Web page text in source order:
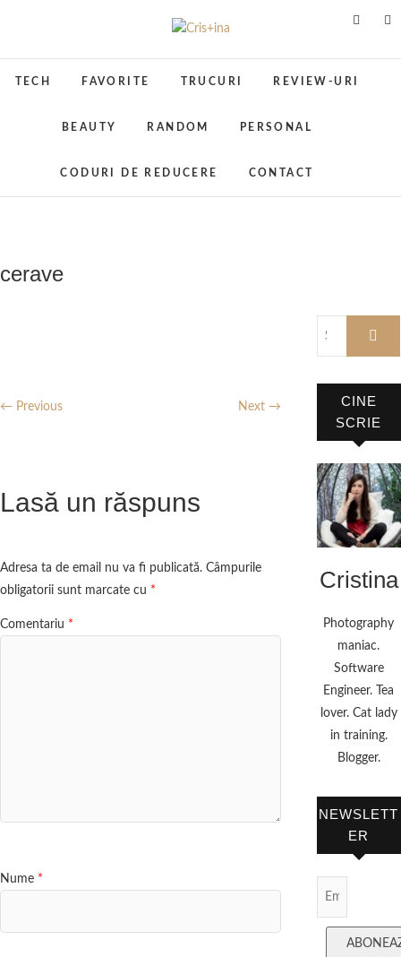
Cris+ina
TECH FAVORITE TRUCURI REVIEW-URI
BEAUTY RANDOM PERSONAL
CODURI DE REDUCERE CONTACT
cerave
← Previous Next →
Lasă un răspuns
Adresa ta de email nu va fi publicată. Câmpurile
obligatorii sunt marcate cu *
Comentariu *
Nume *
CINE
SCRIE
Cristina
Photography
maniac.
Software
Engineer. Tea
lover. Cat lady
in training.
Blogger.
NEWSLETT
ER